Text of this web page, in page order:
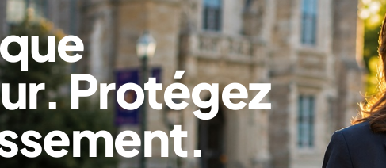
Protégez